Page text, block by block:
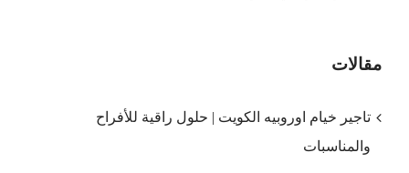
مقالات
تاجير خيام اوروبيه الكويت | حلول راقية للأفراح
والمناسبات